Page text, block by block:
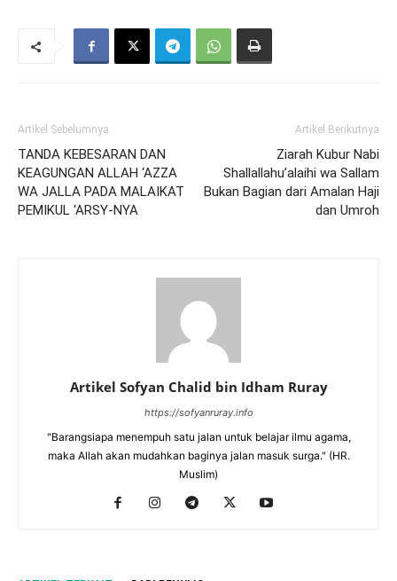
Artikel Sebelumnya
TANDA KEBESARAN DAN
KEAGUNGAN ALLAH ‘AZZA
WA JALLA PADA MALAIKAT
PEMIKUL ‘ARSY-NYA
Artikel Berikutnya
Ziarah Kubur Nabi
Shallallahu’alaihi wa Sallam
Bukan Bagian dari Amalan Haji
dan Umroh
Artikel Sofyan Chalid bin Idham Ruray
https://sofyanruray.info
"Barangsiapa menempuh satu jalan untuk belajar ilmu agama,
maka Allah akan mudahkan baginya jalan masuk surga." (HR.
Muslim)